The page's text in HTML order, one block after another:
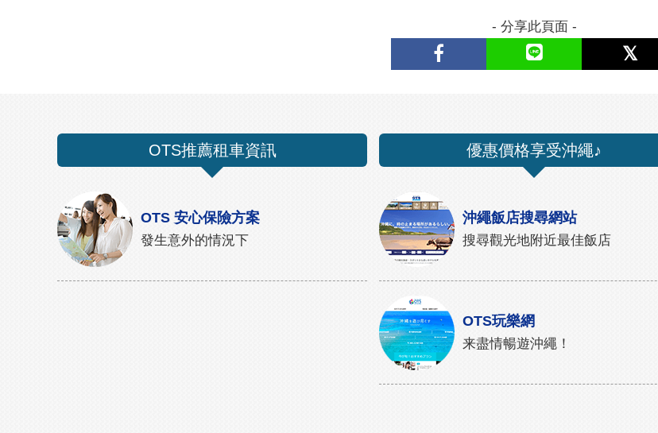
- 分享此頁面 -
OTS推薦租車資訊
OTS 安心保險方案
發生意外的情況下
優惠價格享受沖繩♪
沖繩飯店搜尋網站
搜尋觀光地附近最佳飯店
OTS玩樂網
来盡情暢遊沖繩！